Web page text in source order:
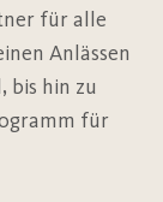
für alle
Anlässen
bis hin zu
für